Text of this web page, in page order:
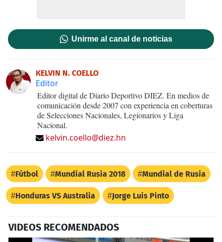
Unirme al canal de noticias
KELVIN N. COELLO
Editor
Editor digital de Diario Deportivo DIEZ. En medios de
comunicación desde 2007 con experiencia en coberturas
de Selecciones Nacionales, Legionarios y Liga
Nacional.
kelvin.coello@diez.hn
Fútbol Mundial Rusia 2018 Mundial de Rusia
Honduras VS Australia Jorge Luis Pinto
VIDEOS RECOMENDADOS